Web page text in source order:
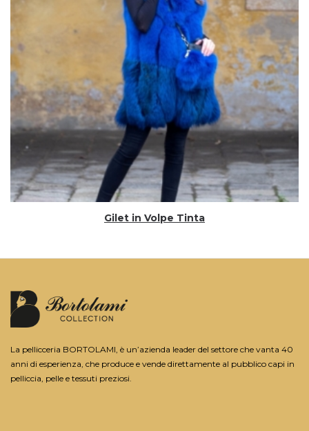
Gilet in Volpe Tinta
La pellicceria BORTOLAMI, è un’azienda leader del settore che vanta 40
anni di esperienza, che produce e vende direttamente al pubblico capi in
pelliccia, pelle e tessuti preziosi.